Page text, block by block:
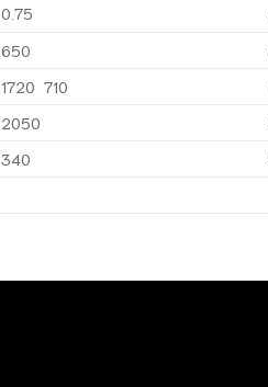
0.75
650
1720 710
2050
340